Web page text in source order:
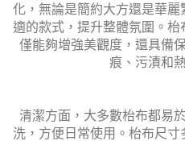
化，無論是簡約大方還是華
適的款式，提升整體氛圍。
僅能夠增強美觀度，還具備
痕、污漬和
清潔方面，大多數枱布都易
洗，方便日常使用。枱布尺